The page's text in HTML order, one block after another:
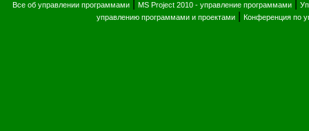
Все об управлении программами MS Project 2010 - управление программами
управлению программами и проектами| Конференция по